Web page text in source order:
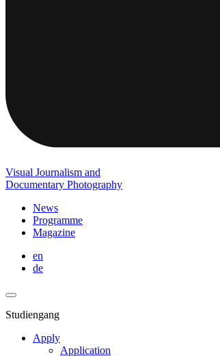
Visual Journalism and
Documentary Photography
News
Programme
Magazine
en
de
Studiengang
Apply
Application